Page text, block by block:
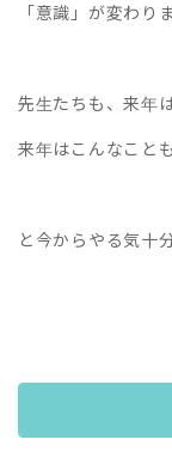
「意識」が変わり
先生たちも、来年
来年はこんなこと
と今からやる気十